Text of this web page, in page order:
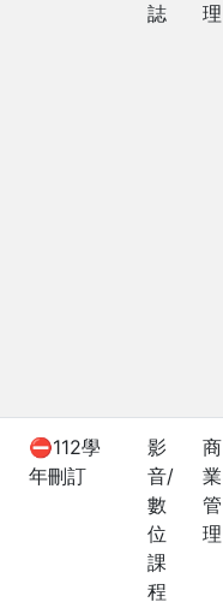
誌
理
⛔112學
年刪訂
影
音/
數
位
課
程
商
業
管
理